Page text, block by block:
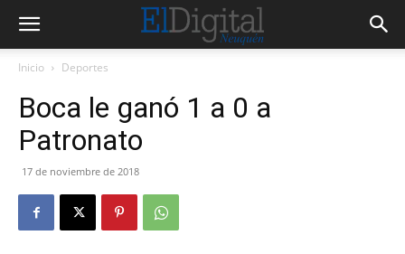
Inicio Deportes
Boca le ganó 1 a 0 a
Patronato
17 de noviembre de 2018